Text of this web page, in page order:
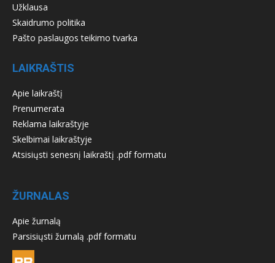
Užklausa
Skaidrumo politika
Pašto paslaugos teikimo tvarka
LAIKRAŠTIS
Apie laikraštį
Prenumerata
Reklama laikraštyje
Skelbimai laikraštyje
Atsisiųsti senesnį laikraštį .pdf formatu
ŽURNALAS
Apie žurnalą
Parsisiųsti žurnalą .pdf formatu